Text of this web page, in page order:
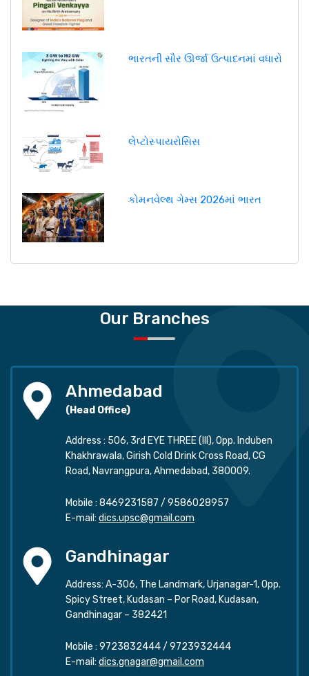
ભારતની સૌર ઊર્જા ઉત્પાદનમાં વધારો
લેપ્ટોસ્પાયરોસિસ
કોમનવેલ્થ ગેમ્સ 2026માં ભારત
Our Branches
Ahmedabad
(Head Office)
Address : 506, 3rd EYE THREE (III), Opp. Induben
Khakhrawala, Girish Cold Drink Cross Road, CG
Road, Navrangpura, Ahmedabad, 380009.
Mobile : 8469231587 / 9586028957
E-mail: dics.upsc@gmail.com
Gandhinagar
Address: A-306, The Landmark, Urjanagar-1, Opp.
Spicy Street, Kudasan – Por Road, Kudasan,
Gandhinagar – 382421
Mobile : 9723832444/ 9723932444
E-mail: dics.gnagar@gmail.com